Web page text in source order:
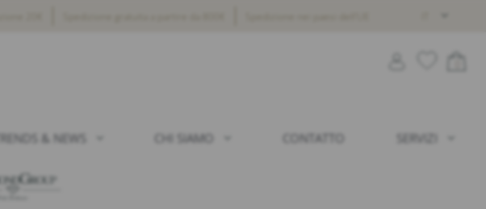
TRENDS & NEWS CHI SIAMO CONTATTO SERVIZI